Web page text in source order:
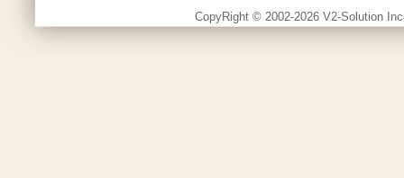
CopyRight © 2002-2026 V2-Solution